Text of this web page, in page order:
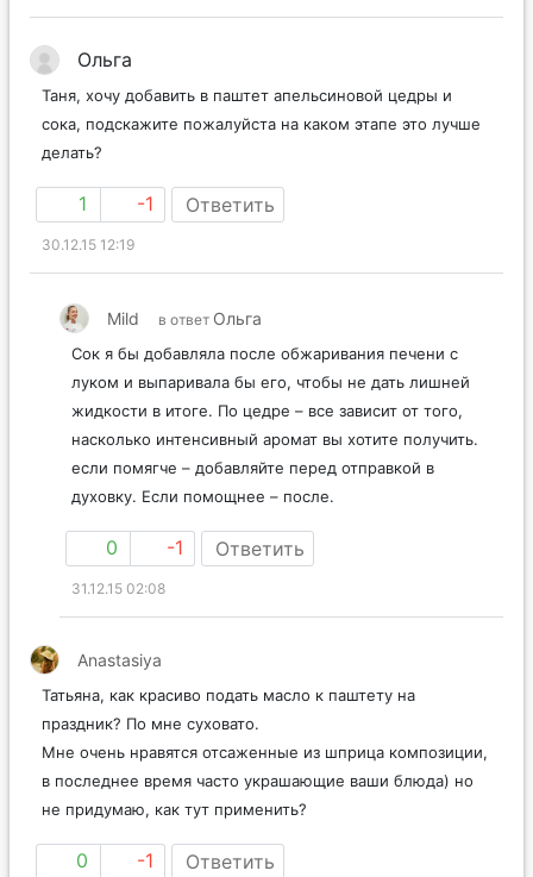
Ольга
Таня, хочу добавить в паштет апельсиновой цедры и
сока, подскажите пожалуйста на каком этапе это лучше
делать?
1 -1 Ответить
30.12.15 12:19
Mild в ответ Ольга
Сок я бы добавляла после обжаривания печени с
луком и выпаривала бы его, чтобы не дать лишней
жидкости в итоге. По цедре – все зависит от того,
насколько интенсивный аромат вы хотите получить.
если помягче – добавляйте перед отправкой в
духовку. Если помощнее – после.
0 -1 Ответить
31.12.15 02:08
Anastasiya
Татьяна, как красиво подать масло к паштету на
праздник? По мне суховато.
Мне очень нравятся отсаженные из шприца композиции,
в последнее время часто украшающие ваши блюда) но
не придумаю, как тут применить?
0 -1 Ответить